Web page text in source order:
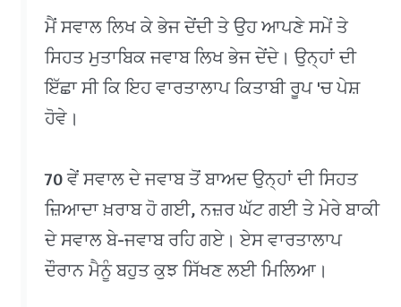
ਮੈਂ ਸਵਾਲ ਲਿਖ ਕੇ ਭੇਜ ਦੇਂਦੀ ਤੇ ਉਹ ਆਪਣੇ ਸਮੇਂ ਤੇ
ਸਿਹਤ ਮੁਤਾਬਿਕ ਜਵਾਬ ਲਿਖ ਭੇਜ ਦੇਂਦੇ। ਉਨ੍ਹਾਂ ਦੀ
ਇੱਛਾ ਸੀ ਕਿ ਇਹ ਵਾਰਤਾਲਾਪ ਕਿਤਾਬੀ ਰੂਪ 'ਚ ਪੇਸ਼
ਹੋਵੇ।
70 ਵੇਂ ਸਵਾਲ ਦੇ ਜਵਾਬ ਤੋਂ ਬਾਅਦ ਉਨ੍ਹਾਂ ਦੀ ਸਿਹਤ
ਜ਼ਿਆਦਾ ਖ਼ਰਾਬ ਹੋ ਗਈ, ਨਜ਼ਰ ਘੱਟ ਗਈ ਤੇ ਮੇਰੇ ਬਾਕੀ
ਦੇ ਸਵਾਲ ਬੇ-ਜਵਾਬ ਰਹਿ ਗਏ। ਏਸ ਵਾਰਤਾਲਾਪ
ਦੌਰਾਨ ਮੈਨੂੰ ਬਹੁਤ ਕੁਝ ਸਿੱਖਣ ਲਈ ਮਿਲਿਆ।